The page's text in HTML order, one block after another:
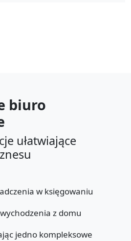
biuro
ułatwiające
w księgowaniu
z domu
jedno kompleksowe